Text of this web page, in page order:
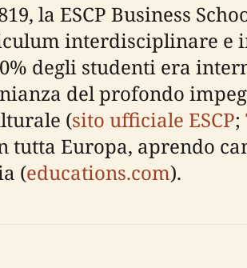
la ESCP Business
interdisciplinare e
degli studenti era
del profondo
(sito ufficiale ESCP;
tutta Europa, aprendo
(educations.com).